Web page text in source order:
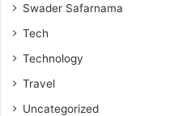
Swader Safarnama
Tech
Technology
Travel
Uncategorized